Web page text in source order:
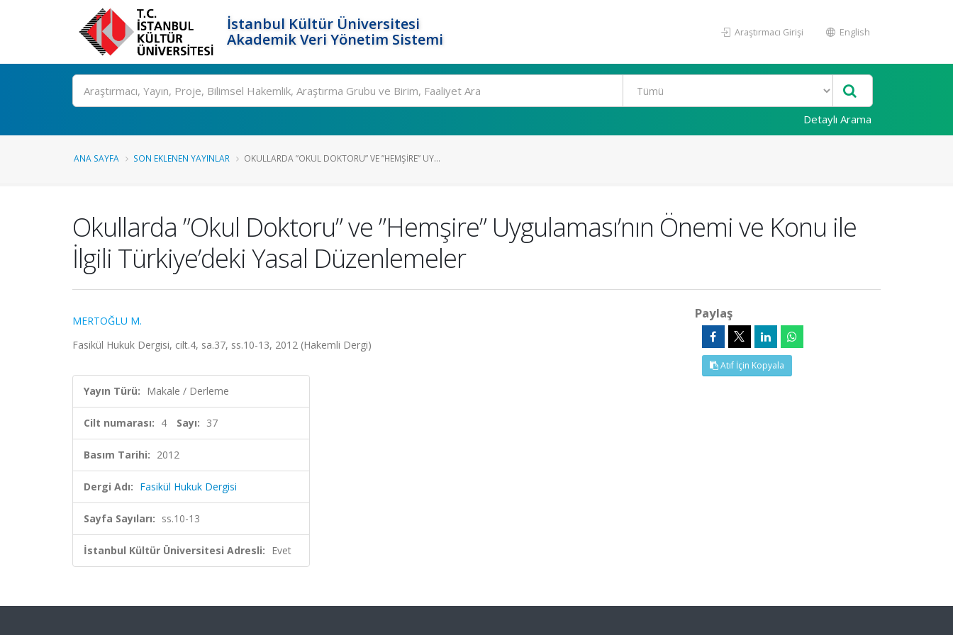
İstanbul Kültür Üniversitesi
Akademik Veri Yönetim Sistemi
Araştırmacı Girişi English
Ara
Detaylı Arama
ANA SAYFA SON EKLENEN YAYINLAR OKULLARDA ”OKUL DOKTORU” VE ”HEMŞIRE” UY...
Okullarda ”Okul Doktoru” ve ”Hemşire” Uygulaması’nın Önemi ve Konu ile
İlgili Türkiye’deki Yasal Düzenlemeler
MERTOĞLU M.
Fasikül Hukuk Dergisi, cilt.4, sa.37, ss.10-13, 2012 (Hakemli Dergi)
Yayın Türü: Makale / Derleme
Cilt numarası: 4 Sayı: 37
Basım Tarihi: 2012
Dergi Adı: Fasikül Hukuk Dergisi
Sayfa Sayıları: ss.10-13
İstanbul Kültür Üniversitesi Adresli: Evet
Paylaş
Atıf İçin Kopyala